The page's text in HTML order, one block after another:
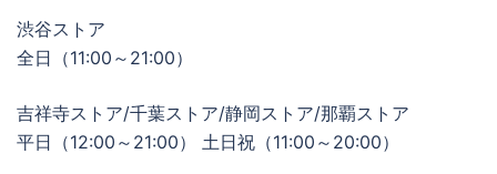
渋谷ストア
全日（11:00～21:00）
吉祥寺ストア/千葉ストア/静岡ストア/那覇ストア
平日（12:00～21:00） 土日祝（11:00～20:00）